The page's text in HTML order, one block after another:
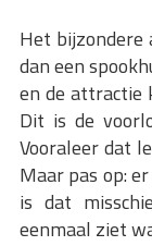
Het bijzondere
dan een
en de attractie
Dit is de
Vooraleer dat
Maar pas op:
is dat
eenmaal ziet